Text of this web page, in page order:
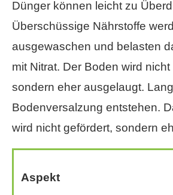
Dünger können leicht zu
Überschüssige Nährstoffe
ausgewaschen und belasten
mit Nitrat. Der Boden wird
sondern eher ausgelaugt.
Bodenversalzung entstehen.
wird nicht gefördert, sondern
Aspekt